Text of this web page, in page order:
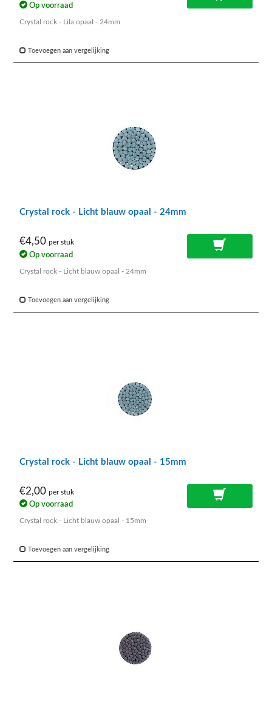
Op voorraad
Crystal rock - Lila opaal - 24mm
Toevoegen aan vergelijking
Crystal rock - Licht blauw opaal - 24mm
€4,50 per stuk
Op voorraad
Crystal rock - Licht blauw opaal - 24mm
Toevoegen aan vergelijking
Crystal rock - Licht blauw opaal - 15mm
€2,00 per stuk
Op voorraad
Crystal rock - Licht blauw opaal - 15mm
Toevoegen aan vergelijking